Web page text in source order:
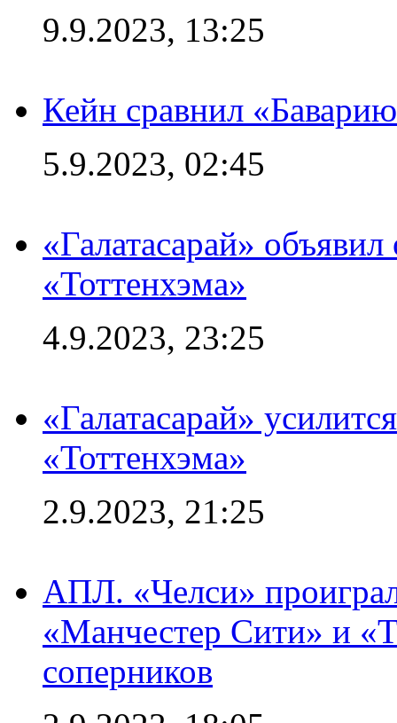
9.9.2023, 13:25
Кейн сравнил
5.9.2023, 02:45
«Галатасарай»
«Тоттенхэма»
4.9.2023, 23:25
«Галатасарай»
«Тоттенхэма»
2.9.2023, 21:25
АПЛ. «Челси»
«Манчестер Сити» и
соперников